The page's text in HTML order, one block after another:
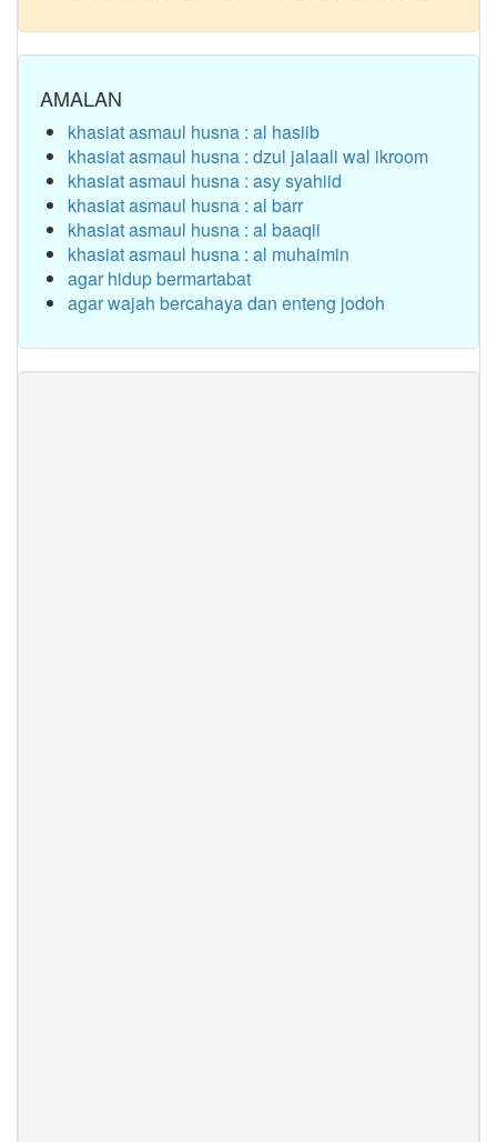
AMALAN
khasiat asmaul husna : al hasiib
khasiat asmaul husna : dzul jalaali wal ikroom
khasiat asmaul husna : asy syahiid
khasiat asmaul husna : al barr
khasiat asmaul husna : al baaqii
khasiat asmaul husna : al muhaimin
agar hidup bermartabat
agar wajah bercahaya dan enteng jodoh